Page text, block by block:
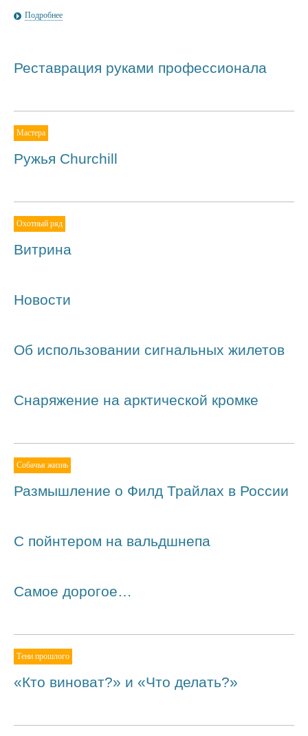
Подробнее
Реставрация руками профессионала
Мастера
Ружья Churchill
Охотный ряд
Витрина
Новости
Об использовании сигнальных жилетов
Снаряжение на арктической кромке
Собачья жизнь
Размышление о Филд Трайлах в России
С пойнтером на вальдшнепа
Самое дорогое…
Тени прошлого
«Кто виноват?» и «Что делать?»